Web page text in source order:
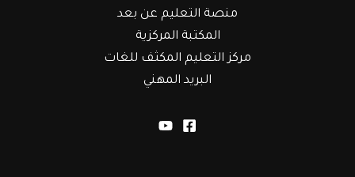
منصة التعليم عن بعد
المكتبة المركزية
مركز التعليم المكثف للغات
البريد المهني